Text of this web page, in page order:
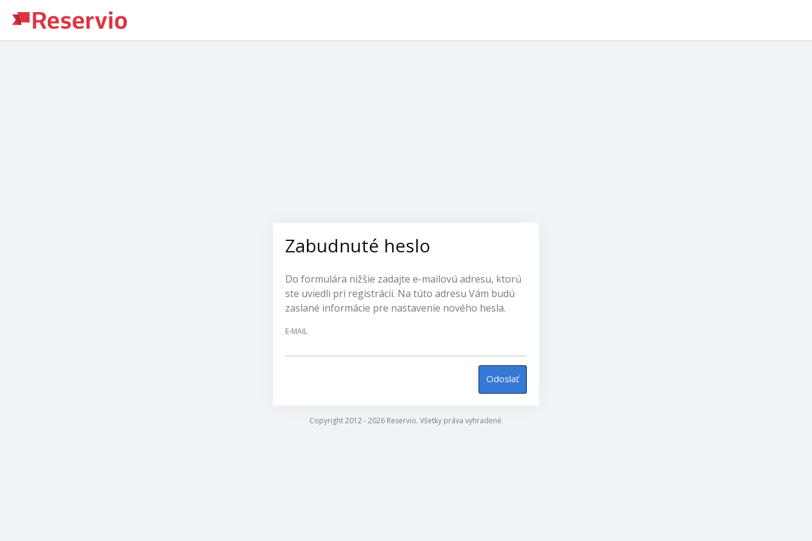
Zabudnuté heslo
Do formulára nižšie zadajte e-mailovú adresu, ktorú
ste uviedli pri registrácii. Na túto adresu Vám budú
zaslané informácie pre nastavenie nového hesla.
E-MAIL
Odoslať
Copyright 2012 - 2026 Reservio. Všetky práva vyhradené.